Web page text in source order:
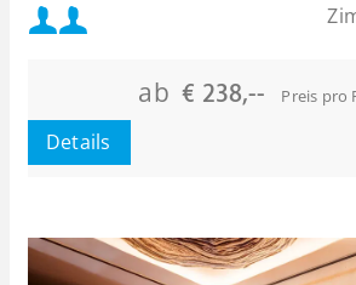
Mindestbelegung:
Maximalbelegung:
ab€ 238,-- Preis pro
Details